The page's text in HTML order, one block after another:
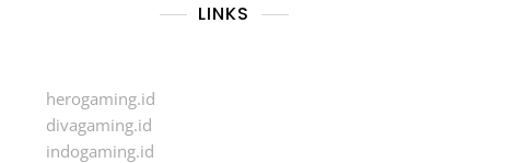
LINKS
herogaming.id
divagaming.id
indogaming.id